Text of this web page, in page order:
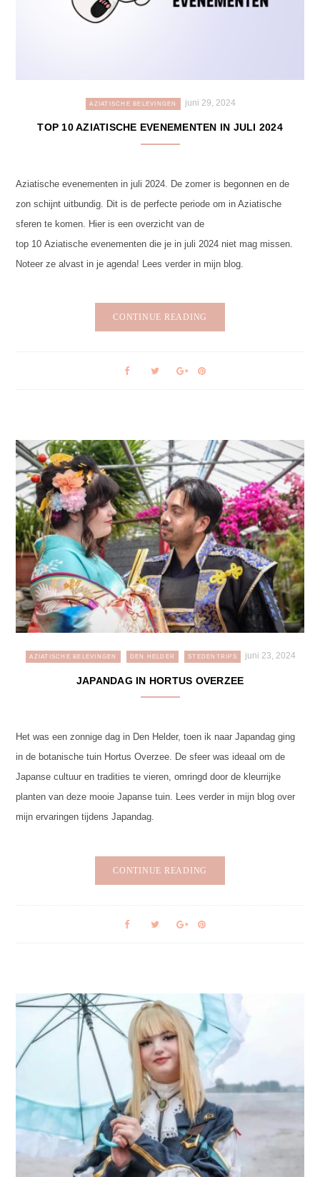
AZIATISCHE BELEVINGEN juni 29, 2024
TOP 10 AZIATISCHE EVENEMENTEN IN JULI 2024
Aziatische evenementen in juli 2024. De zomer is begonnen en de
zon schijnt uitbundig. Dit is de perfecte periode om in Aziatische
sferen te komen. Hier is een overzicht van de
top 10 Aziatische evenementen die je in juli 2024 niet mag missen.
Noteer ze alvast in je agenda! Lees verder in mijn blog.
CONTINUE READING
AZIATISCHE BELEVINGEN DEN HELDER STEDENTRIPS juni 23, 2024
JAPANDAG IN HORTUS OVERZEE
Het was een zonnige dag in Den Helder, toen ik naar Japandag ging
in de botanische tuin Hortus Overzee. De sfeer was ideaal om de
Japanse cultuur en tradities te vieren, omringd door de kleurrijke
planten van deze mooie Japanse tuin. Lees verder in mijn blog over
mijn ervaringen tijdens Japandag.
CONTINUE READING